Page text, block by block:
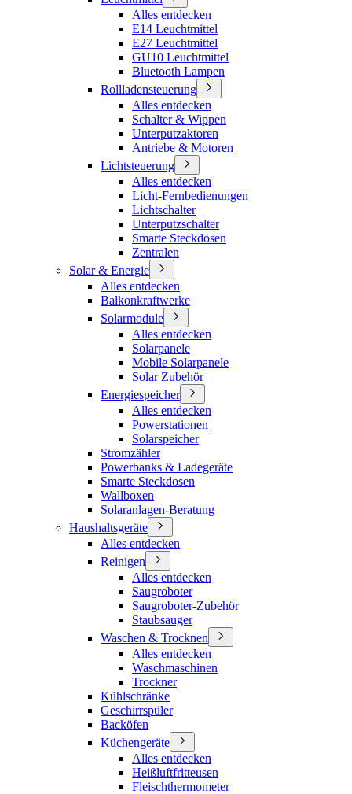
Alles entdecken
E14 Leuchtmittel
E27 Leuchtmittel
GU10 Leuchtmittel
Bluetooth Lampen
Rollladensteuerung
Alles entdecken
Schalter & Wippen
Unterputzaktoren
Antriebe & Motoren
Lichtsteuerung
Alles entdecken
Licht-Fernbedienungen
Lichtschalter
Unterputzschalter
Smarte Steckdosen
Zentralen
Solar & Energie
Alles entdecken
Balkonkraftwerke
Solarmodule
Alles entdecken
Solarpanele
Mobile Solarpanele
Solar Zubehör
Energiespeicher
Alles entdecken
Powerstationen
Solarspeicher
Stromzähler
Powerbanks & Ladegeräte
Smarte Steckdosen
Wallboxen
Solaranlagen-Beratung
Haushaltsgeräte
Alles entdecken
Reinigen
Alles entdecken
Saugroboter
Saugroboter-Zubehör
Staubsauger
Waschen & Trocknen
Alles entdecken
Waschmaschinen
Trockner
Kühlschränke
Geschirrspüler
Backöfen
Küchengeräte
Alles entdecken
Heißluftfritteusen
Fleischthermometer